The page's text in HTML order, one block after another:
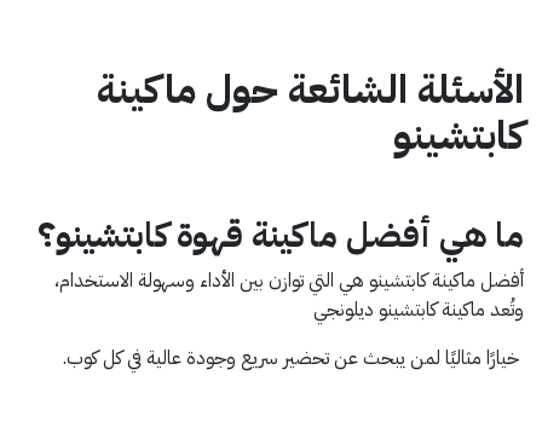
الأسئلة الشائعة حول ماكينة
كابتشينو
ما هي أفضل ماكينة قهوة كابتشينو؟
أفضل ماكينة كابتشينو هي التي توازن بين الأداء وسهولة الاستخدام،
وتُعد ماكينة كابتشينو ديلونجي
خيارًا مثاليًا لمن يبحث عن تحضير سريع وجودة عالية في كل كوب.